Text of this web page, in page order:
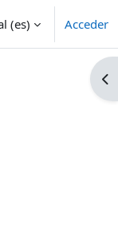
‎(es)‎ Acceder